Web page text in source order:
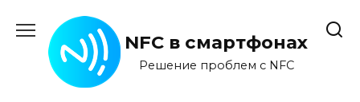
содержанию
NFC в смартфонах
Решение проблем с NFC